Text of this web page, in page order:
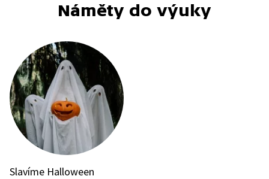
Náměty do výuky
Slavíme Halloween